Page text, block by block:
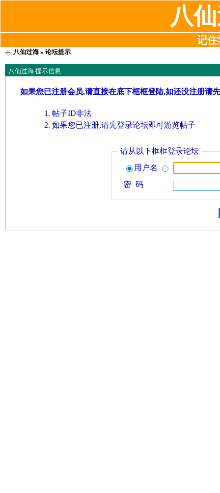
八
记住
八仙过海» 论坛提示
八仙过海 提示信息
如果您已注册会员,请直接在底下框框登陆,如还没注册请
帖子ID非法
如果您已注册,请先登录论坛即可游览帖子
请从以下框框登录论坛
用户名
密 码